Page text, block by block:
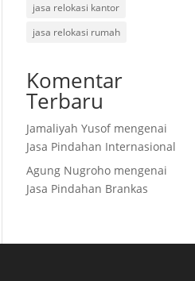
jasa relokasi kantor
jasa relokasi rumah
Komentar
Terbaru
Jamaliyah Yusofmengenai
Jasa Pindahan Internasional
Agung Nugroho mengenai
Jasa Pindahan Brankas